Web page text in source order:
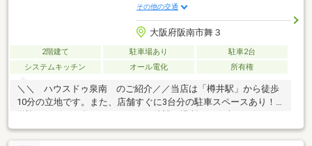
その他の交通
大阪府阪南市舞３
2階建て 駐車場あり
駐車2台
システムキッチン
オール電化 所有権
＼＼ ハウスドゥ泉南 のご紹介／／当店は「樽井駅」から徒歩
10分の立地です。また、店舗すぐに3台分の駐車スペースあり！
ます♪【無料不動産購入相談会 実施中！】物件探しだけでなく、
リフォーム、住宅ローン、火災保険等、皆様の気になる疑問にお